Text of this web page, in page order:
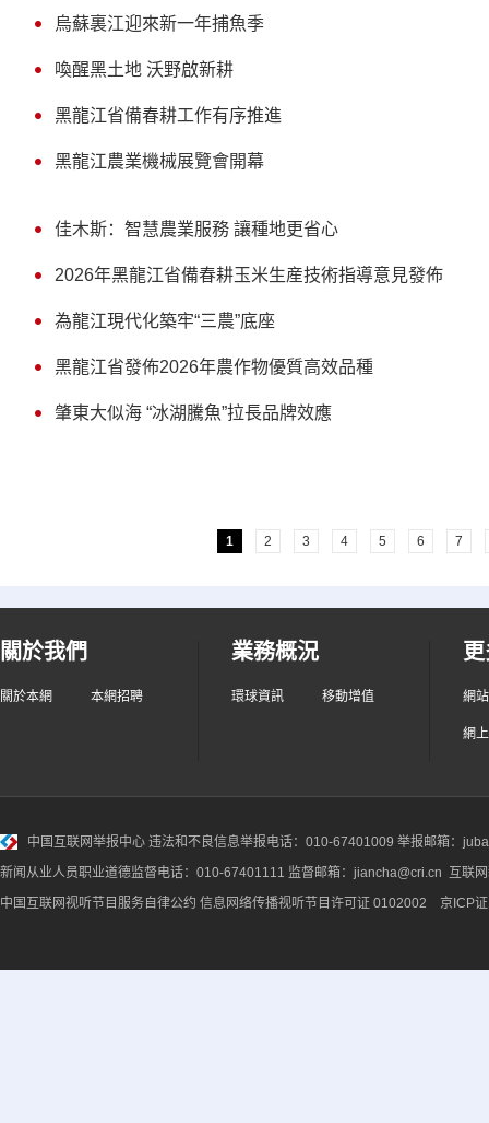
烏蘇裏江迎來新一年捕魚季
喚醒黑土地 沃野啟新耕
黑龍江省備春耕工作有序推進
黑龍江農業機械展覽會開幕
佳木斯：智慧農業服務 讓種地更省心
2026年黑龍江省備春耕玉米生産技術指導意見發佈
為龍江現代化築牢“三農”底座
黑龍江省發佈2026年農作物優質高效品種
肇東大似海 “冰湖騰魚”拉長品牌效應
1 2 3 4 5 6 7
關於我們
關於本網 本網招聘
業務概況
環球資訊 移動增值 網
網
中国互联网举报中心 违法和不良信息举报电话：010-67401009 举报邮箱：
新闻从业人员职业道德监督电话：010-67401111 监督邮箱：jiancha@cri.cn 互联
中国互联网视听节目服务自律公约 信息网络传播视听节目许可证 0102002 京ICP